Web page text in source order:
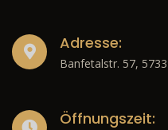
Adresse:
Banfetalstr. 57,
Öffnungszeit: